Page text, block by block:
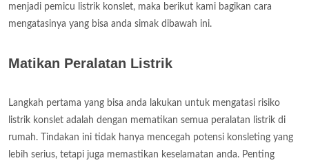
menjadi pemicu listrik konslet, maka berikut kami bagikan cara
mengatasinya yang bisa anda simak dibawah ini.
Matikan Peralatan Listrik
Langkah pertama yang bisa anda lakukan untuk mengatasi risiko
listrik konslet adalah dengan mematikan semua peralatan listrik di
rumah. Tindakan ini tidak hanya mencegah potensi konsleting yang
lebih serius, tetapi juga memastikan keselamatan anda. Penting